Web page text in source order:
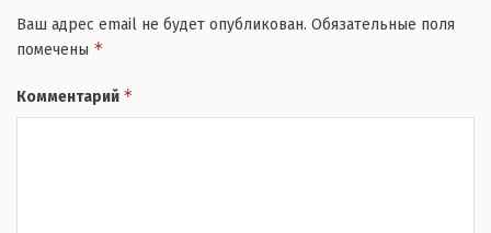
Ваш адрес email не будет опубликован. Обязательные поля
помечены *
Комментарий *